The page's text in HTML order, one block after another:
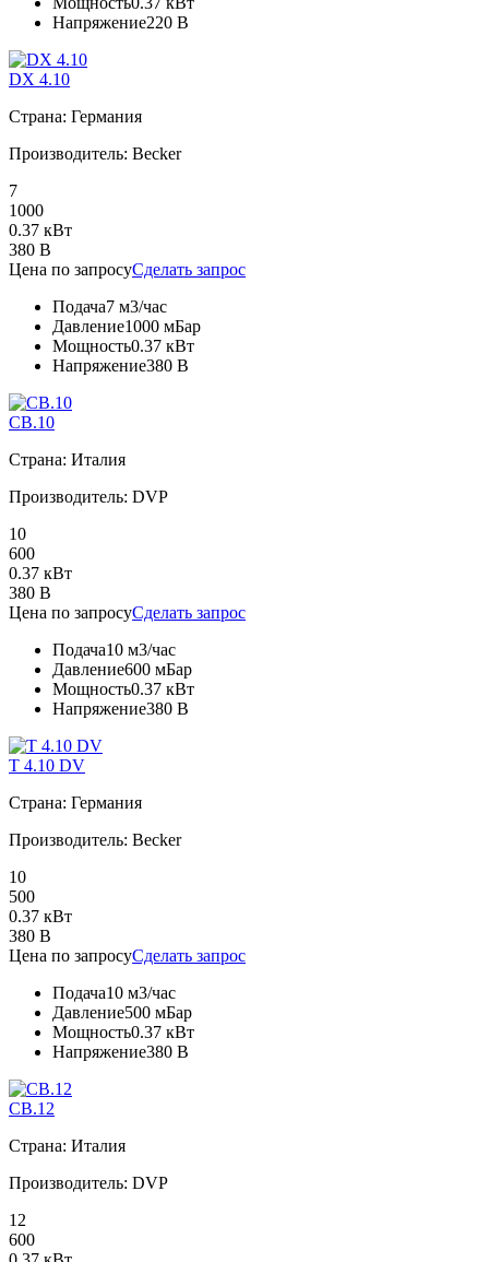
Напряжение220 В
DX 4.10
Страна: Германия
Производитель: Becker
7
1000
0.37 кВт
380 В
Цена по запросуСделать запрос
Подача7 м3/час
Давление1000 мБар
Мощность0.37 кВт
Напряжение380 В
CB.10
Страна: Италия
Производитель: DVP
10
600
0.37 кВт
380 В
Цена по запросуСделать запрос
Подача10 м3/час
Давление600 мБар
Мощность0.37 кВт
Напряжение380 В
T 4.10 DV
Страна: Германия
Производитель: Becker
10
500
0.37 кВт
380 В
Цена по запросуСделать запрос
Подача10 м3/час
Давление500 мБар
Мощность0.37 кВт
Напряжение380 В
CB.12
Страна: Италия
Производитель: DVP
12
600